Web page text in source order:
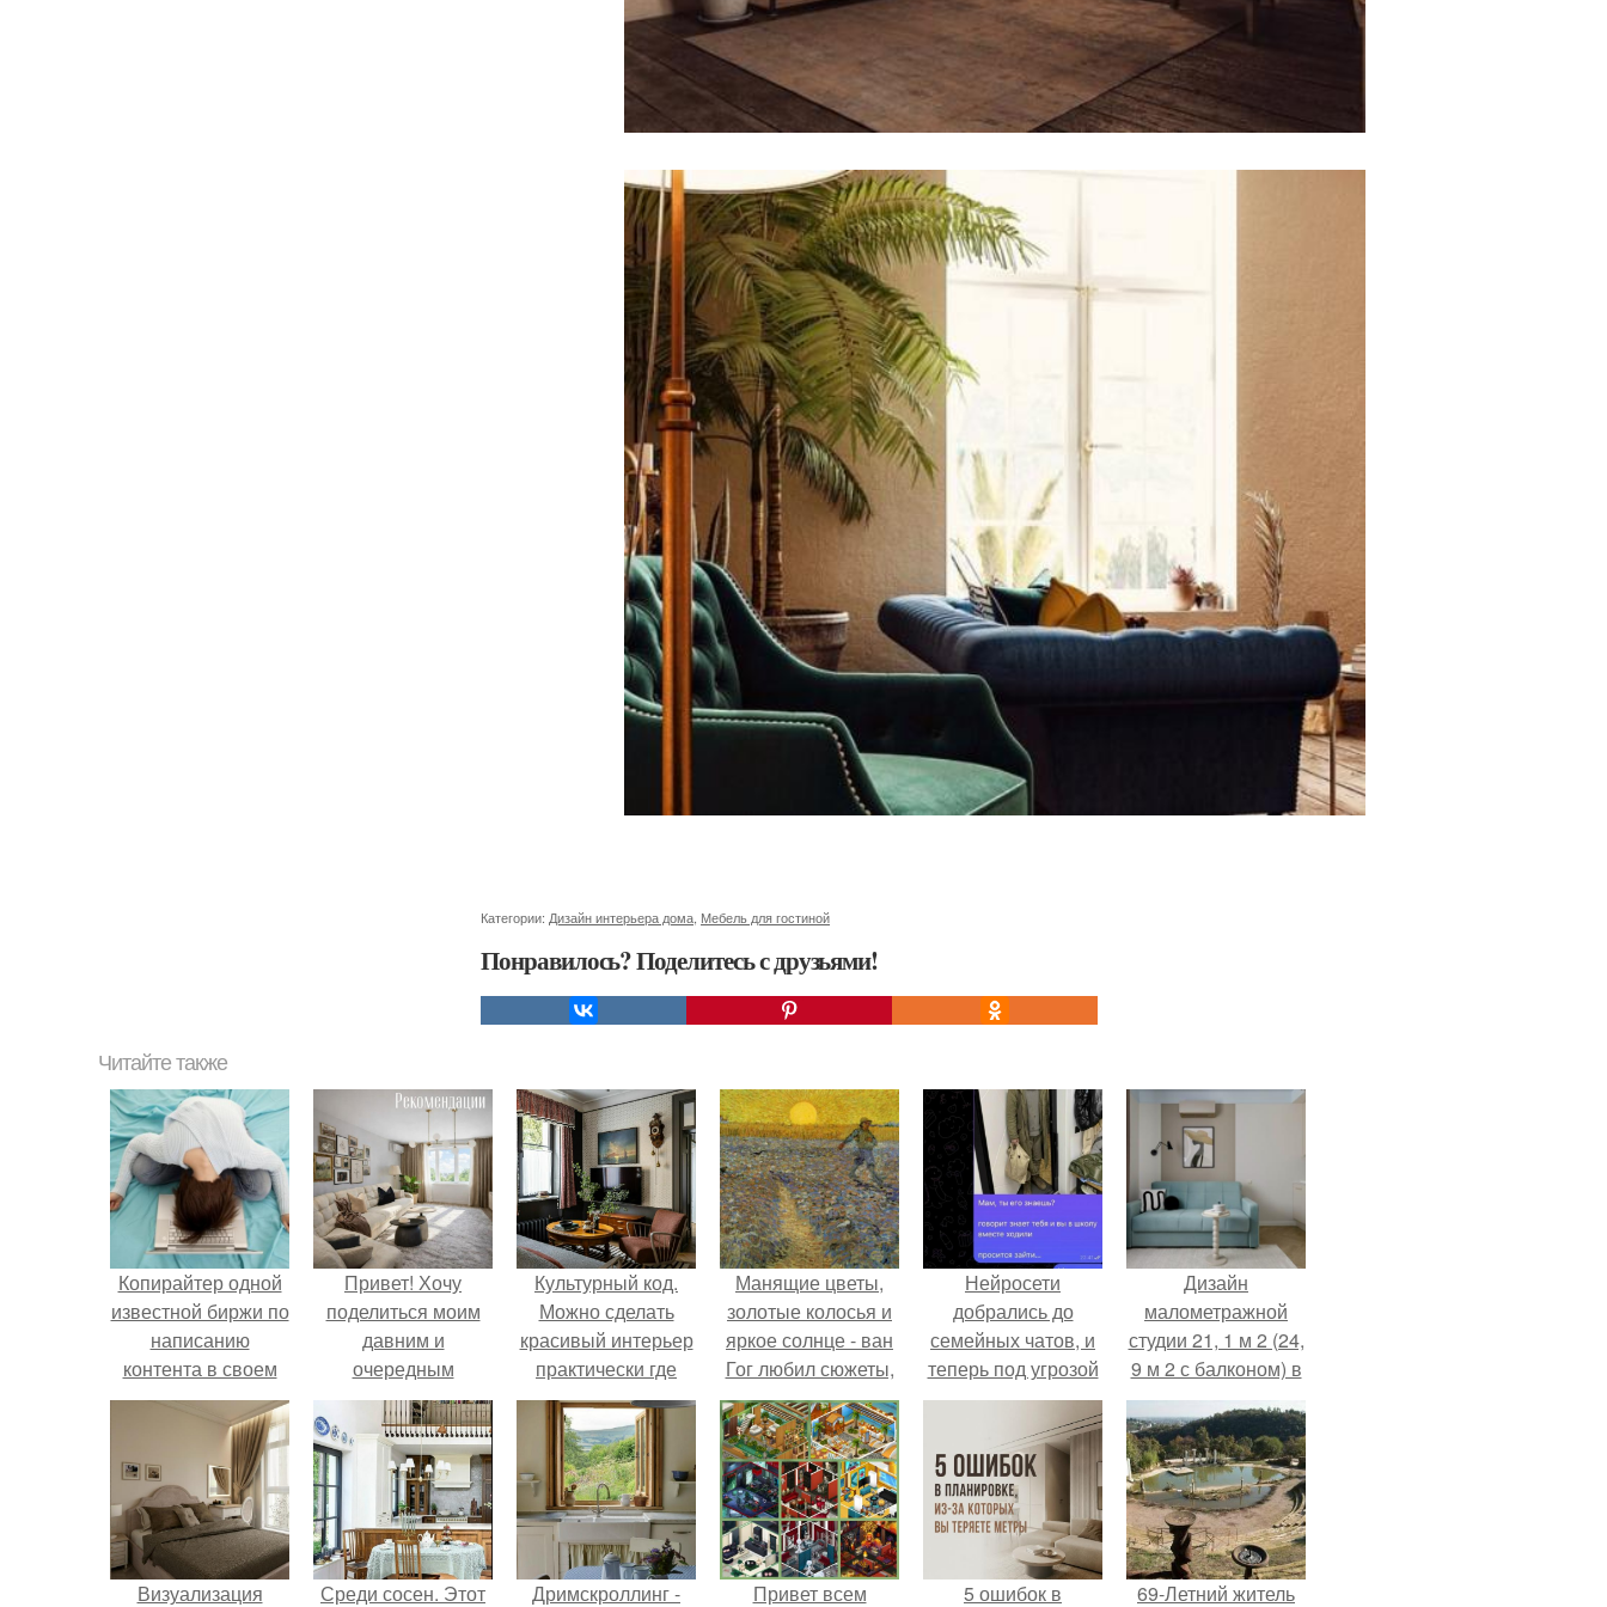
Категории: Дизайн интерьера дома Мебель для гостиной
Понравилось? Поделитесь с друзьями!
Читайте также
Копирайтер одной
известной биржи по
написанию
контента в своем
стихотворении
описал всю суть
копирайтерской
деятельности.
Привет! Хочу
поделиться моим
давним и
очередным
неопубликованным
проектом.
Культурный код.
Можно сделать
красивый интерьер
практически где
угодно.
Манящие цветы,
золотые колосья и
яркое солнце - ван
Гог любил сюжеты,
которые требовали
желтого.
Нейросети
добрались до
семейных чатов, и
теперь под угрозой
мамины нервы.
Дизайн
малометражной
студии 21, 1 м 2 (24,
9 м 2 с балконом) в
Краснодаре.
Визуализация Среди сосен. Этот Дримскроллинг - Привет всем 5 ошибок в 69-Летний житель